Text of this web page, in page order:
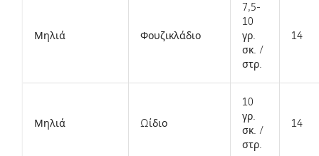
Μηλιά Φουζικλάδιο
7,5-
10
γρ.
σκ. /
στρ.
14
Μηλιά Ωίδιο
10
γρ.
σκ. /
στρ.
14